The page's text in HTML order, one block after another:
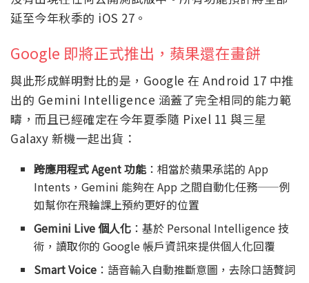
延至今年秋季的 iOS 27。
Google 即將正式推出，蘋果還在畫餅
與此形成鮮明對比的是，Google 在 Android 17 中推
出的 Gemini Intelligence 涵蓋了完全相同的能力範
疇，而且已經確定在今年夏季隨 Pixel 11 與三星
Galaxy 新機一起出貨：
跨應用程式 Agent 功能：相當於蘋果承諾的 App
Intents，Gemini 能夠在 App 之間自動化任務——例
如幫你在飛輪課上預約更好的位置
Gemini Live 個人化 ：基於 Personal Intelligence 技
術，讀取你的 Google 帳戶資訊來提供個人化回覆
Smart Voice ：語音輸入自動推斷意圖，去除口語贅詞